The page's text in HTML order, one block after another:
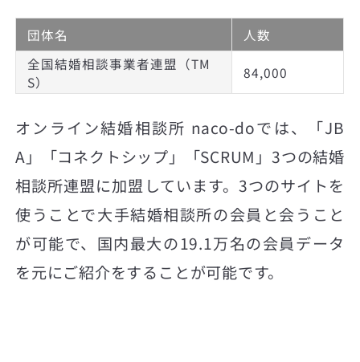
団体名
人数
全国結婚相談事業者連盟（TM
S）
84,000
オンライン結婚相談所 naco-doでは、「JB
A」「コネクトシップ」「SCRUM」3つの結婚
相談所連盟に加盟しています。3つのサイトを
使うことで大手結婚相談所の会員と会うこと
が可能で、国内最大の19.1万名の会員データ
を元にご紹介をすることが可能です。